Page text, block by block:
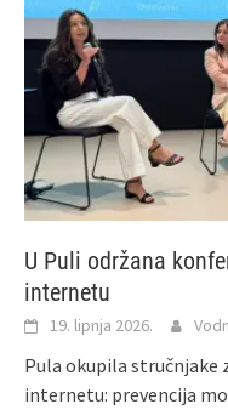
U Puli održana
internetu
19. lipnja 2026.
Pula okupila stručnjake
internetu: prevencija